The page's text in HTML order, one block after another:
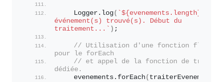
    Logger.
log( `${evenements.length}
événement(s) trouvé(s). Début du
traitement...` ) ;
// Utilisation d'une fonction fléchée
pour le forEach
// et appel de la fonction de
dédiée.
    evenements.
forEach( traiterEvenement